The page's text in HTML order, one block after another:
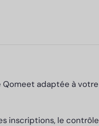
adaptée à votre
inscriptions, le contrôle